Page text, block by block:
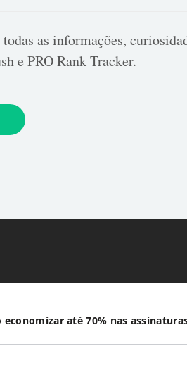
as informações,
e PRO Rank Tracker.
economizar até 70% nas